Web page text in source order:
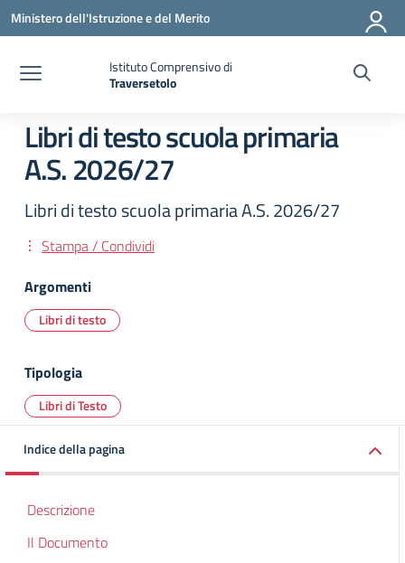
Vai ai contenuti
Vai al menu di navigazione
Vai al footer
Ministero dell'Istruzione e del Merito
Istituto Comprensivo di
Traversetolo
Libri di testo scuola primaria
A.S. 2026/27
Libri di testo scuola primaria A.S. 2026/27
Stampa / Condividi
Argomenti
Libri di testo
Tipologia
Libri di Testo
Indice della pagina
Descrizione
Il Documento